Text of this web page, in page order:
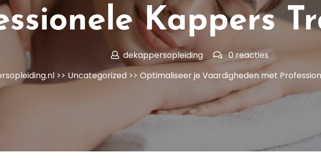
Kappers
dekappersopleiding
0 reacties
>> Uncategorized>> Optimaliseer je Vaardigheden met